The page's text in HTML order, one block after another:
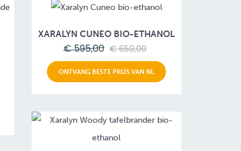
XARALYN CUNEO BIO-ETHANOL
€ 595,00 € 659,00
ONTVANG BESTE PRIJS VAN NL